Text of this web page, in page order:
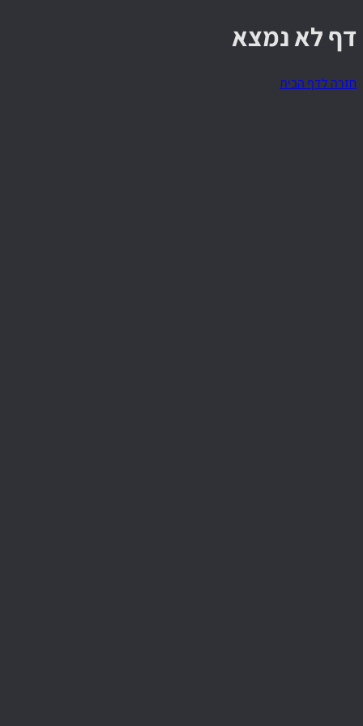
דף לא נמצא
חזרה לדף הבית